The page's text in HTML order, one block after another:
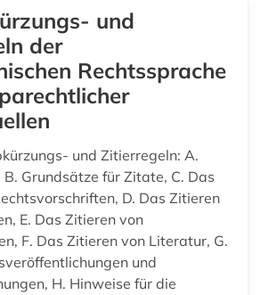
berufliche fortbildung (1)
berufliche weiterbildung (1)
berufsbildungsgesetz (1)
berufsrecht (1)
besatzungsmacht (1)
(1)
beschäftigung (1)
und
der
Rechtssprache
D. Das Zitieren
von
G.
und
für die